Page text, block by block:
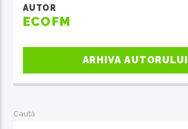
AUTOR
ECOFM
ARHIVA AUTORULUI
Caută